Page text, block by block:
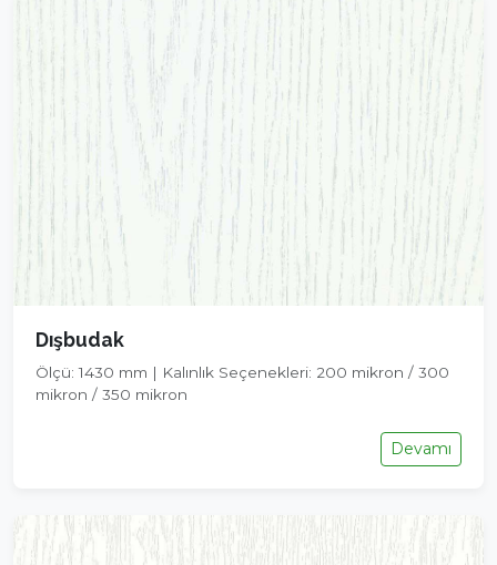
Dışbudak
Ölçü: 1430 mm | Kalınlık Seçenekleri: 200 mikron / 300
mikron / 350 mikron
Devamı